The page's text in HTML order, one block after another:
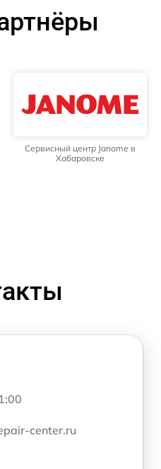
Сервисный центр Janome в
Хабаровске
center.ru